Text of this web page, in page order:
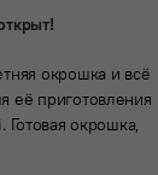
окрошка и всё
её приготовления
Готовая окрошка,